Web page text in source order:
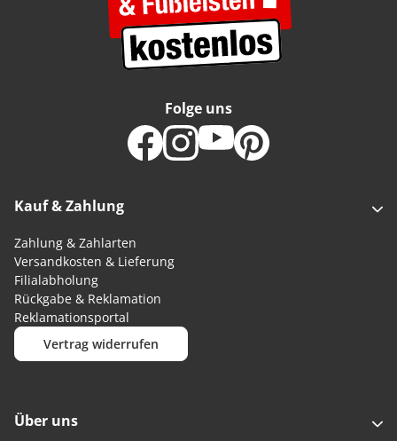
Kauf & Zahlung
Zahlung & Zahlarten
Versandkosten & Lieferung
Filialabholung
Rückgabe & Reklamation
Reklamationsportal
Vertrag widerrufen
Folge uns
Über uns